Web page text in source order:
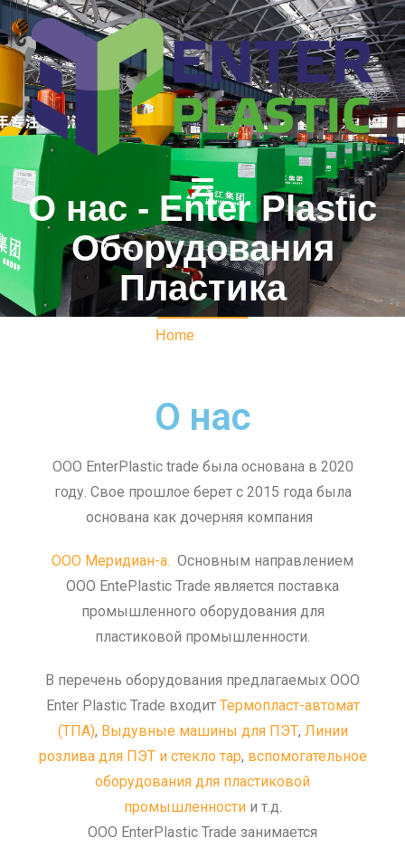
О нас - Enter Plastic
Оборудования
Пластика
Home/ О нас
О нас
OOO EnterPlastic trade была основана в 2020
году. Свое прошлое берет с 2015 года была
основана как дочерняя компания
ООО Меридиан-а. Основным направлением
ООО EntePlastic Trade является поставка
промышленного оборудования для
пластиковой промышленности.
В перечень оборудования предлагаемых ООО
Enter Plastic Trade входит Термопласт-автомат
(ТПА), Выдувные машины для ПЭТ, Линии
розлива для ПЭТ и стекло тар, вспомогательное
оборудования для пластиковой
промышленностии т.д.
OOO EnterPlastic Trade занимается